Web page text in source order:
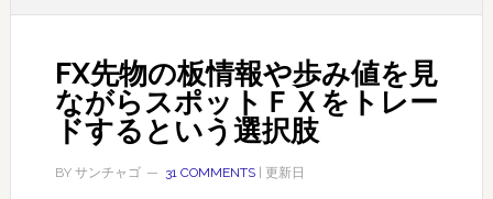
FX先物の板情報や歩み値を見
ながらスポットＦＸをトレー
ドするという選択肢
BY サンチャゴ 31 COMMENTS| 更新日